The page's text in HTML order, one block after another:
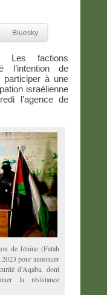
Bluesky
Les factions
l’intention de
participer à une
israélienne
l’agence de
de Jénine (Fatah
pour annoncer
d’Aqaba, dont
la résistance